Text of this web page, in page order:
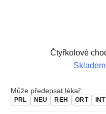
Čtyřkolové
Může předepsat lékař:
PRL NEU REH ORT INT